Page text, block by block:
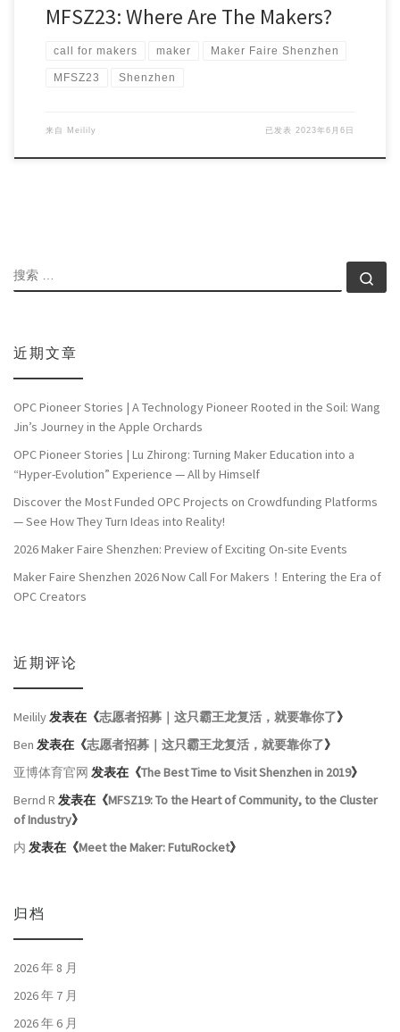
MFSZ23: Where Are The Makers?
call for makers maker Maker Faire Shenzhen
MFSZ23 Shenzhen
来自 Meilily 已发表 2023年6月6日
搜索
近期文章
OPC Pioneer Stories | A Technology Pioneer Rooted in the Soil: Wang
Jin’s Journey in the Apple Orchards
OPC Pioneer Stories | Lu Zhirong: Turning Maker Education into a
“Hyper-Evolution” Experience — All by Himself
Discover the Most Funded OPC Projects on Crowdfunding Platforms
— See How They Turn Ideas into Reality!
2026 Maker Faire Shenzhen: Preview of Exciting On-site Events
Maker Faire Shenzhen 2026 Now Call For Makers！Entering the Era of
OPC Creators
近期评论
Meilily发表在《志愿者招募｜这只霸王龙复活，就要靠你了》
Ben 发表在《志愿者招募｜这只霸王龙复活，就要靠你了》
亚博体育官网 发表在《The Best Time to Visit Shenzhen in 2019》
Bernd R 发表在《MFSZ19: To the Heart of Community, to the Cluster
of Industry》
内 发表在《Meet the Maker: FutuRocket》
归档
2026 年 8 月
2026 年 7 月
2026 年 6 月